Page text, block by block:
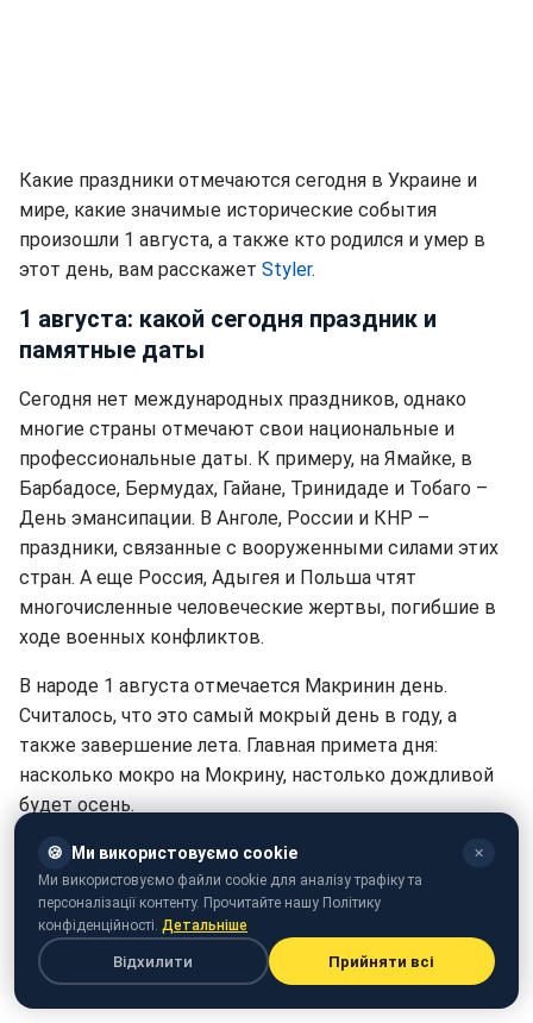
Какие праздники отмечаются сегодня в Украине и
мире, какие значимые исторические события
произошли 1 августа, а также кто родился и умер в
этот день, вам расскажет Styler.
1 августа: какой сегодня праздник и
памятные даты
Сегодня нет международных праздников, однако
многие страны отмечают свои национальные и
профессиональные даты. К примеру, на Ямайке, в
Барбадосе, Бермудах, Гайане, Тринидаде и Тобаго –
День эмансипации. В Анголе, России и КНР –
праздники, связанные с вооруженными силами этих
стран. А еще Россия, Адыгея и Польша чтят
многочисленные человеческие жертвы, погибшие в
ходе военных конфликтов.
В народе 1 августа отмечается Макринин день.
Считалось, что это самый мокрый день в году, а
также завершение лета. Главная примета дня:
насколько мокро на Мокрину, настолько дождливой
будет осень.
1 августа: какие значимые события
сегодня происходили в Украине и мире в
разные годы
В 1774 году был открыт химический элемент
🍪 Ми використовуємо cookie ✕
Ми використовуємо файли cookie для аналізу трафіку та
персоналізації контенту. Прочитайте нашу Політику
конфіденційності. Детальніше
Відхилити Прийняти всі